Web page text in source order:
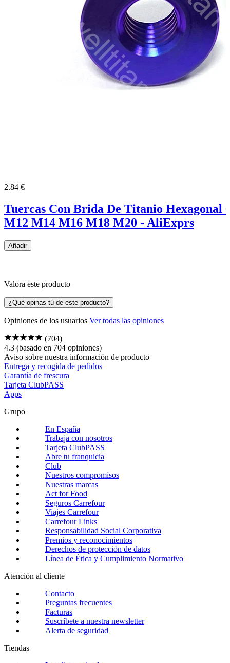
2.84 €
Tuercas Con Brida De Titanio
M12 M14 M16 M18 M20 - AliExprs
Añadir
Valora este producto
¿Qué opinas tú de este producto?
Opiniones de los usuarios Ver todas las opiniones
(704)
4.3 (basado en 704 opiniones)
Aviso sobre nuestra información de producto
Entrega y recogida de pedidos
Garantía de frescura
Tarjeta ClubPASS
Apps
Grupo
En España
Trabaja con nosotros
Tarjeta ClubPASS
Abre tu franquicia
Club
Nuestros compromisos
Nuestras marcas
Act for Food
Seguros Carrefour
Viajes Carrefour
Carrefour Links
Responsabilidad Social Corporativa
Premios y reconocimientos
Derechos de protección de datos
Línea de Ética y Cumplimiento Normativo
Atención al cliente
Contacto
Preguntas frecuentes
Facturas
Suscríbete a nuestra newsletter
Alerta de seguridad
Tiendas